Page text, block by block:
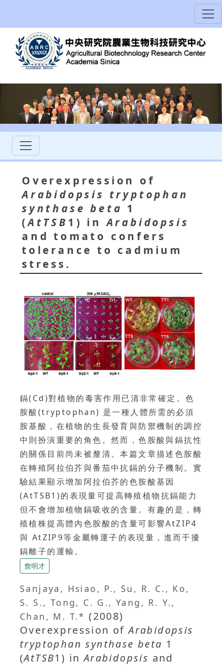
Overexpression of
Arabidopsis tryptophan
synthase beta 1
(AtTSB 1) inArabidopsis
and tomato confers
tolerance to cadmium
stress.
鎘(Cd)對植物的毒害作用已清非常確定。色
胺酸(tryptophan) 是一種人體所需的必須
胺基酸，在植物的生長發育與防禦機制的調控
中則扮演重要的角色。然而，色胺酸與鎘抗性
的關係目前尚未被釐清。本篇文章描述色胺酸
在轉殖阿拉伯芥與番茄中抗鎘的分子機制。實
驗結果顯示增加阿拉伯芥的色胺酸基因
(AtTSB1)的表現量可提高轉殖植物抗鎘能力
但不會增加植物鎘吸收的含量。有趣的是，轉
殖植株提高體內色胺酸的含量可影響AtZIP4
與 AtZIP9等金屬轉運子的表現量，進而干擾
鎘離子的運輸。
詹明才
Sanjaya, Hsiao, P., Su, R. C., Ko,
S. S., Tong, C. G., Yang, R. Y.,
Chan, M. T.* (2008)
Overexpression ofArabidopsis
tryptophan synthase beta 1
(AtTSB1) inArabidopsis and